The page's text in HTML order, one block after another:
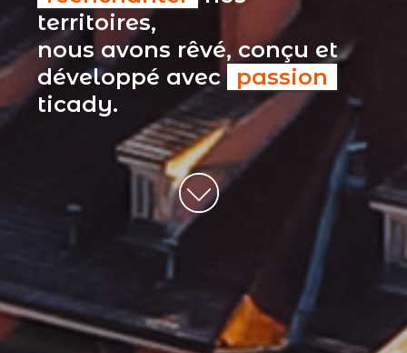
territoires,
nous avons rêvé, conçu et
développé avec passion
ticady.